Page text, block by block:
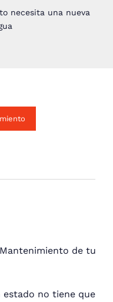
necesita una nueva
de tu
no tiene que